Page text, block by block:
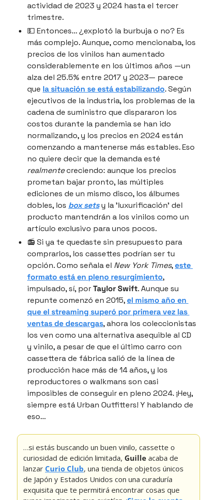
actividad de 2023 y 2024 hasta el tercer
trimestre.
💵 Entonces… ¿explotó la burbuja o no? Es
más complejo. Aunque, como mencionaba, los
precios de los vinilos han aumentado
considerablemente en los últimos años —un
alza del 25.5% entre 2017 y 2023— parece
que la situación se está estabilizando. Según
ejecutivos de la industria, los problemas de la
cadena de suministro que dispararon los
costos durante la pandemia se han ido
normalizando, y los precios en 2024 están
comenzando a mantenerse más estables. Eso
realmente creciendo: aunque los precios
prometan bajar pronto, las múltiples
ediciones de un mismo disco, los álbumes
dobles, los box sets y la 'luxurificación' del
producto mantendrán a los vinilos como un
artículo exclusivo para unos pocos.
📻 Si ya te quedaste sin presupuesto para
comprarlos, los cassettes podrían ser tu
opción. Como señala el New York Times, este
formato está en pleno resurgimiento,
impulsado, sí, por Taylor Swift. Aunque su
repunte comenzó en 2015, el mismo año en
que el streaming superó por primera vez las
ventas de descargas, ahora los coleccionistas
los ven como una alternativa asequible al CD
y vinilo, a pesar de que el último carro con
cassettera de fábrica salió de la línea de
producción hace más de 14 años, y los
reproductores o walkmans son casi
imposibles de conseguir en pleno 2024. ¡Hey,
siempre está Urban Outfitters! Y hablando de
eso…
…si estás buscando un buen vinilo, cassette o
curiosidad de edición limitada, Guille acaba de
lanzar Curio Club, una tienda de objetos únicos
de Japón y Estados Unidos con una curaduría
exquisita que te permitirá encontrar cosas que